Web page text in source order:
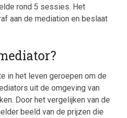
rond 5 sessies. Het
aan de mediation en beslaat
in het leven geroepen om de
uit de omgeving van
Door het vergelijken van de
beeld van de prijzen die